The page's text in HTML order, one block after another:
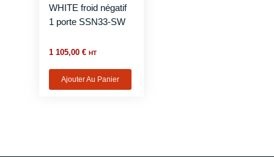
WHITE froid négatif
1 porte SSN33-SW
1 105,00€ HT
Ajouter Au Panier